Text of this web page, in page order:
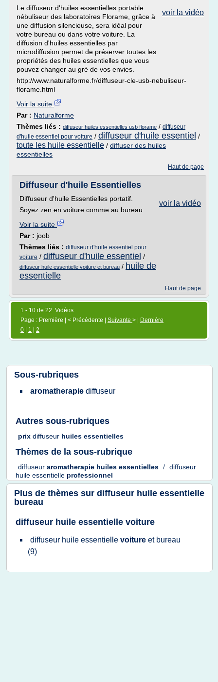
voir la vidéo
Le diffuseur d'huiles essentielles portable
nébuliseur des laboratoires Florame, grâce à
une diffusion silencieuse, sera idéal pour
votre bureau ou dans votre voiture. La
diffusion d'huiles essentielles par
microdiffusion permet de préserver toutes les
propriétés des huiles essentielles que vous
pouvez changer au gré de vos envies.
http://www.naturalforme.fr/diffuseur-cle-usb-nebuliseur-
florame.html
Voir la suite
Par : Naturalforme
Thèmes liés : diffuseur huiles essentielles usb florame / diffuseur
d'huile essentiel pour voiture / diffuseur d'huile essentiel /
toute les huile essentielle / diffuser des huiles
essentielles
Haut de page
Diffuseur d'huile Essentielles
voir la vidéo
Diffuseur d'huile Essentielles portatif.
Soyez zen en voiture comme au bureau
Voir la suite
Par : joob
Thèmes liés : diffuseur d'huile essentiel pour
voiture / diffuseur d'huile essentiel /
diffuseur huile essentielle voiture et bureau / huile de
essentielle
Haut de page
1 - 10 de 22 Vidéos
Page : Première | < Précédente | Suivante > |
Dernière
0
1 2
Sous-rubriques
aromatherapie diffuseur
Autres sous-rubriques
prix diffuseur huiles essentielles
Thèmes de la sous-rubrique
diffuseur aromatherapie huiles essentielles / diffuseur
huile essentielle professionnel
Plus de thèmes sur diffuseur huile essentielle
bureau
diffuseur huile essentielle voiture
diffuseur huile essentielle voiture et bureau
(9)